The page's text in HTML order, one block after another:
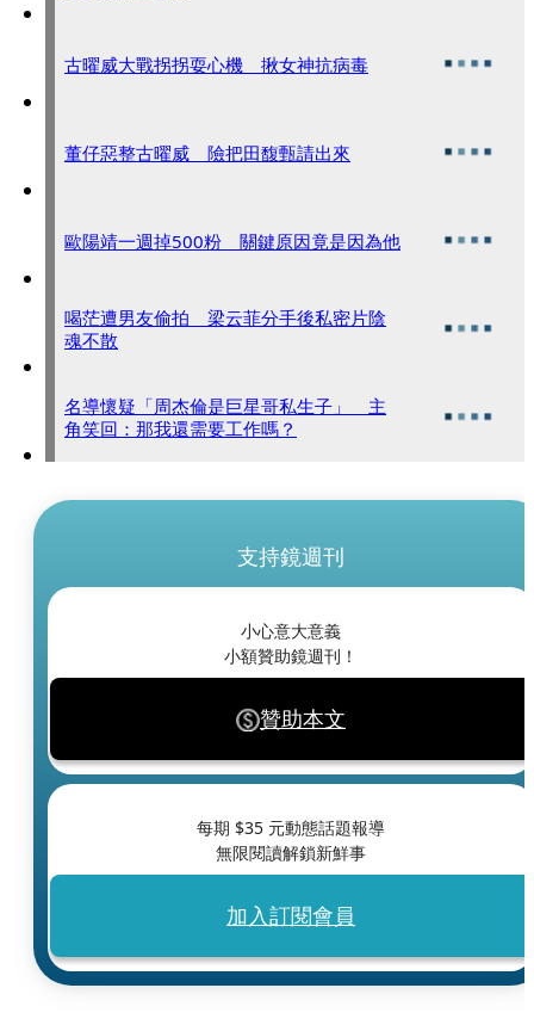
古曜威大戰拐拐耍心機 揪女神抗病毒
董仔惡整古曜威 險把田馥甄請出來
歐陽靖一週掉500粉 關鍵原因竟是因為他
喝茫遭男友偷拍 梁云菲分手後私密片陰
魂不散
名導懷疑「周杰倫是巨星哥私生子」 主
角笑回：那我還需要工作嗎？
支持鏡週刊
小心意大意義
小額贊助鏡週刊！
贊助本文
每期 $35 元動態話題報導
無限閱讀解鎖新鮮事
加入訂閱會員